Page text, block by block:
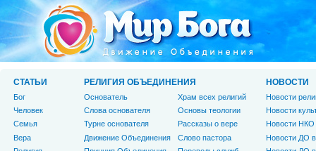
СТАТЬИ
Бог
Человек
Cемья
Вера
РЕЛИГИЯ ОБЪЕДИНЕНИЯ
Основатель
Слова основателя
Турне основателя
Движение Объединения
Храм всех религий
Основы теологии
Рассказы о вере
Слово пастора
НОВОСТИ
Новости
Новости
Новости НКО
Новости ДО